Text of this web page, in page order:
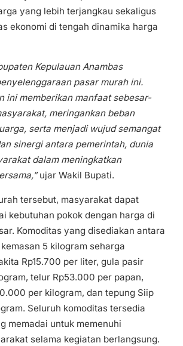
yang lebih terjangkau sekaligus
ekonomi di tengah dinamika harga
Kepulauan Anambas
pasar murah ini.
ini memberikan manfaat sebesar-
meringankan beban
serta menjadi wujud semangat
sinergi antara pemerintah, dunia
dalam meningkatkan
ujar Wakil Bupati.
tersebut, masyarakat dapat
kebutuhan pokok dengan harga di
Komoditas yang disediakan antara
5 kilogram seharga
Rp15.700 per liter, gula pasir
telur Rp53.000 per papan,
per kilogram, dan tepung Siip
Seluruh komoditas tersedia
memadai untuk memenuhi
selama kegiatan berlangsung.